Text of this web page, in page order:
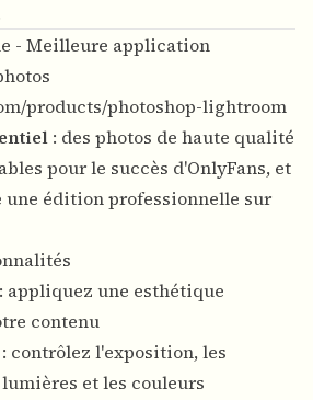
- Meilleure application
products/photoshop-lightroom
: des photos de haute qualité
pour le succès d'OnlyFans, et
édition professionnelle sur
: appliquez une esthétique
contenu
: contrôlez l'exposition, les
et les couleurs